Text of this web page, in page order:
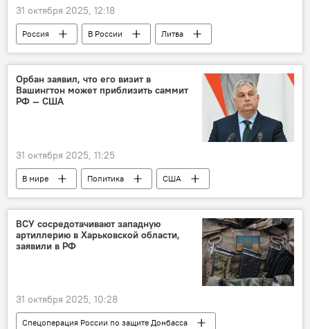
31 октября 2025, 12:18
Россия В России
Литва
Общество
Великая Отечественная война
Латвия
Орбан заявил, что его визит в
Вашингтон может приблизить саммит
РФ — США
31 октября 2025, 11:25
В мире Политика
США
Венгрия
Россия Виктор Орбан
ВСУ сосредотачивают западную
артиллерию в Харьковской области,
заявили в РФ
31 октября 2025, 10:28
Спецоперация России по защите Донбасса